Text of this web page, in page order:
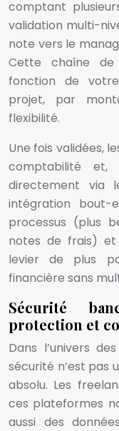
comptant
validation multi-
note vers le
Cette chaîne de
fonction de
projet, par
flexibilité.
Une fois validées,
comptabilité et,
directement via
intégration bout-
processus (plus
notes de frais) et
levier de plus
financière sans
Sécurité
protection et
Dans l’univers
sécurité n’est pas
absolu. Les
ces plateformes
aussi des